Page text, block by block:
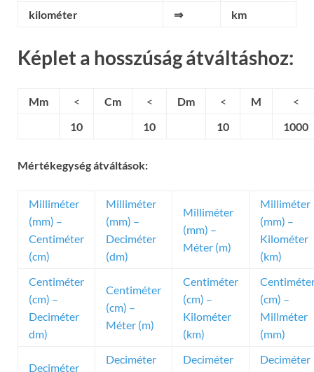
kilométer
⇒ km
Képlet a hosszúság átváltáshoz:
Mm < Cm < Dm < M
<
10
10 10 1000
Mértékegység átváltások:
Milliméter
(mm) –
Centiméter
(cm)
Milliméter
(mm) –
Deciméter
(dm)
Milliméter
(mm) –
Méter (m)
Milliméter
(mm) –
Kilométer
(km)
Centiméter
(cm) –
Deciméter
dm)
Centiméter
(cm) –
Méter (m)
Centiméter
(cm) –
Kilométer
(km)
(cm) –
Millméter
(mm)
Deciméter
Deciméter
Deciméter
Deciméter